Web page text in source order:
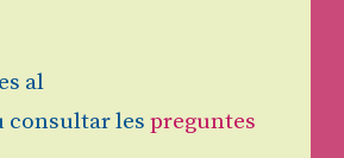
al
consultar les preguntes